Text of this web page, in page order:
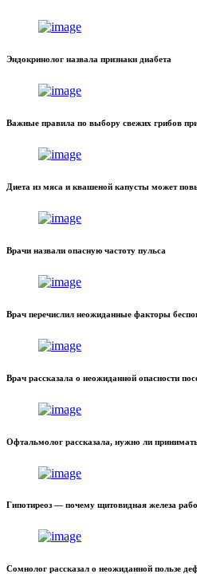
Эндокринолог назвала признаки диабета
Важные правила по выбору свежих грибов
Диета из мяса и квашеной капусты может
Врачи назвали опасную частоту пульса
Врач перечислил неожиданные факторы
Врач рассказала о неожиданной опасности
Офтальмолог рассказала, нужно ли
Гипотиреоз — почему щитовидная железа
Сомнолог рассказал о неожиданной пользе